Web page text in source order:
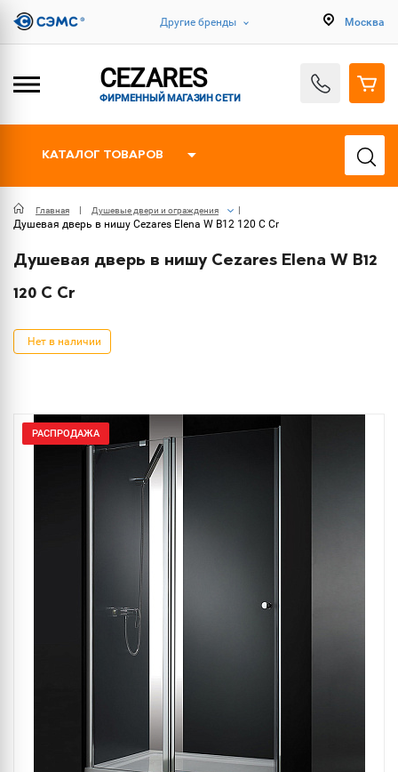
Другие бренды Москва
CEZARES
ФИРМЕННЫЙ МАГАЗИН СЕТИ
КАТАЛОГ ТОВАРОВ
Главная Душевые двери и ограждения
Душевая дверь в нишу Cezares Elena W B12 120 C Cr
Душевая дверь в нишу Cezares Elena W B12
120 C Cr
Нет в наличии
РАСПРОДАЖА